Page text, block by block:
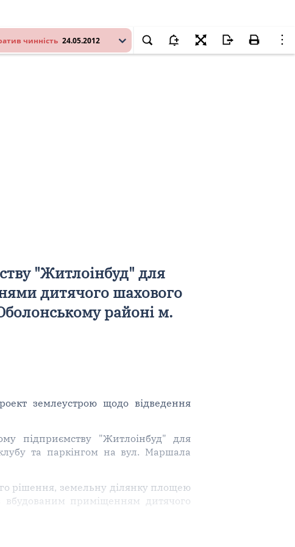
чинність 24.05.2012
"Житлоінбуд" для
дитячого шахового
районі м.
землеустрою щодо відведення
підприємству "Житлоінбуд" для
та паркінгом на вул. Маршала
рішення, земельну ділянку площею
вбудованим приміщенням дитячого